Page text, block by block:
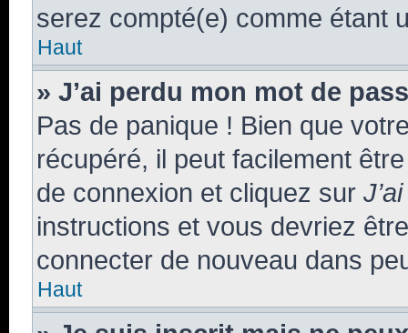
serez compté(e) comme étant
Haut
» J’ai perdu mon mot de
Pas de panique ! Bien que
récupéré, il peut facilement
de connexion et cliquez sur
instructions et vous devriez
connecter de nouveau dans
Haut